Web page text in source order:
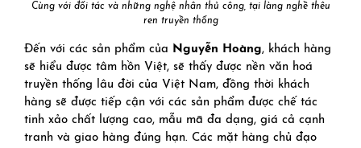
Cùng với đối tác và những nghệ nhân thủ công, tại làng nghề thêu
ren truyền thống
Đến với các sản phẩm của Nguyễn Hoàng, khách hàng
sẽ hiểu được tâm hồn Việt, sẽ thấy được nền văn hoá
truyền thống lâu đời của Việt Nam, đồng thời khách
hàng sẽ được tiếp cận với các sản phẩm được chế tác
tinh xảo chất lượng cao, mẫu mã đa dạng, giá cả cạnh
tranh và giao hàng đúng hạn. Các mặt hàng chủ đạo